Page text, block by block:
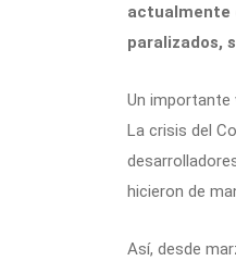
actualmente
paralizados,
Un importante
La crisis del
hicieron de
Así, desde